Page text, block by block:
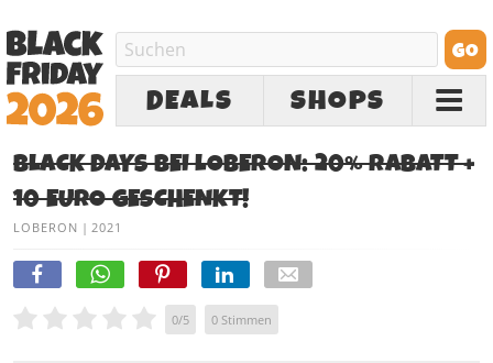
DEALS SHOPS
BLACK DAYS BEI LOBERON: 20% RABATT +
10 EURO GESCHENKT!
LOBERON | 2021
0/5 0 Stimmen